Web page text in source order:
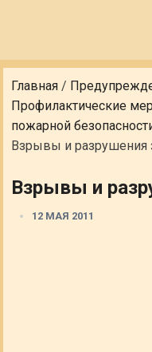
Главная /
Профилактические
пожарной
Взрывы и разрушения
Взрывы и
12 МАЯ 2011